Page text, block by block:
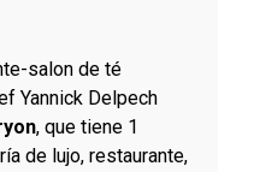
salon de té
Yannick Delpech
, que tiene 1
de lujo, restaurante,